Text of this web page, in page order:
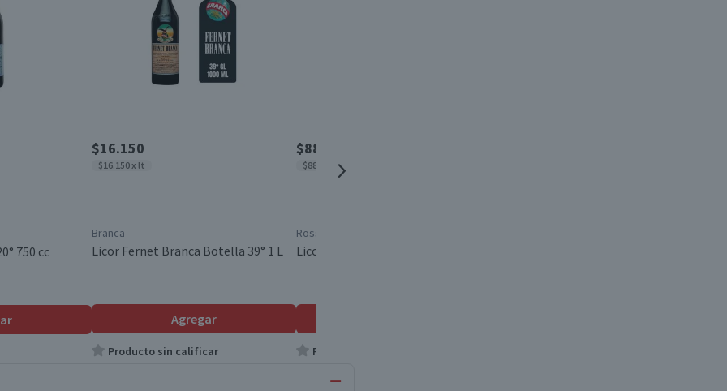
750 cc
$16.150
$16.150 x lt
Branca
Licor Fernet Branca Botella 39° 1 L
Agregar
Producto sin calificar
$8850
$8850 x lt
Rossard
Licor Rossard Fernet 35° 1 L
Producto sin calificar